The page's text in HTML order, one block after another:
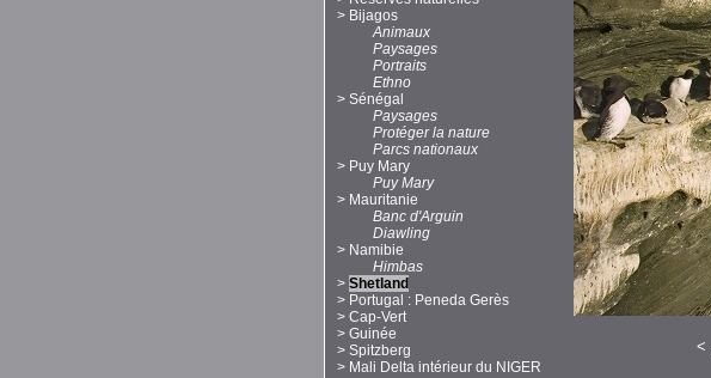
> Bijagos
Animaux
Paysages
Portraits
Ethno
> Sénégal
Paysages
Protéger la nature
Parcs nationaux
> Puy Mary
Puy Mary
> Mauritanie
Banc d'Arguin
Diawling
> Namibie
Himbas
> Shetland
> Portugal : Peneda Gerès
> Cap-Vert
> Guinée
> Spitzberg
> Mali Delta intérieur du NIGER
<